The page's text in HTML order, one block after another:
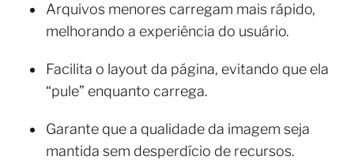
Arquivos menores carregam mais rápido,
melhorando a experiência do usuário.
Facilita o layout da página, evitando que ela
“pule” enquanto carrega.
Garante que a qualidade da imagem seja
mantida sem desperdício de recursos.